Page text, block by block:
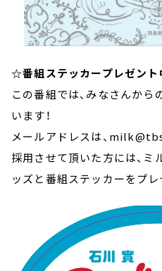
☆番組ステッカープレゼン
この番組では、みなさんから
います！
メールアドレスは、
採用させて頂いた方には、
ッズと番組ステッカーをプレ